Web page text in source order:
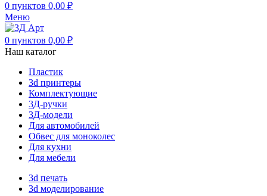
0 пунктов 0,00 ₽
Меню
0 пунктов 0,00 ₽
Наш каталог
Пластик
3d принтеры
Комплектующие
3Д-ручки
3Д-модели
Для автомобилей
Обвес для моноколес
Для кухни
Для мебели
3d печать
3d моделирование